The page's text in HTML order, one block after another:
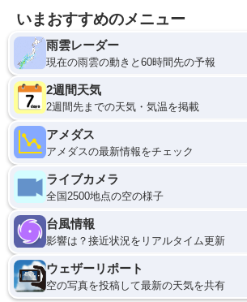
いまおすすめのメニュー
雨雲レーダー
現在の雨雲の動きと60時間先の予報
2週間天気
2週間先までの天気・気温を掲載
アメダス
アメダスの最新情報をチェック
ライブカメラ
全国2500地点の空の様子
台風情報
影響は？接近状況をリアルタイム更新
ウェザーリポート
空の写真を投稿して最新の天気を共有